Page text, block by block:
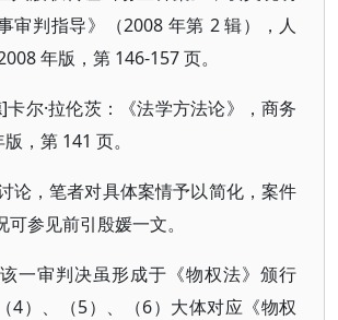
审判指导》（2008 年第 2 辑），人
年版，第 146-157 页。
尔·拉伦茨：《法学方法论》，商务
，第 141 页。
论，笔者对具体案情予以简化，案件
参见前引殷媛一文。
一审判决虽形成于《物权法》颁行
4）、（5）、（6）大体对应《物权